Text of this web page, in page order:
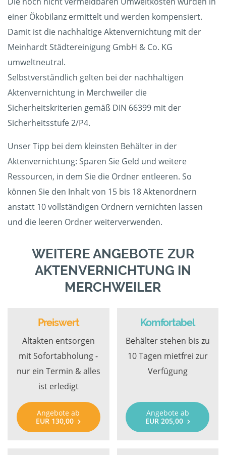
einer Ökobilanz ermittelt und werden kompensiert.
Damit ist die nachhaltige Aktenvernichtung mit der
Meinhardt Städtereinigung GmbH & Co. KG
umweltneutral.
Selbstverständlich gelten bei der nachhaltigen
Aktenvernichtung in Merchweiler die
Sicherheitskriterien gemäß DIN 66399 mit der
Sicherheitsstufe 2/P4.
Unser Tipp bei dem kleinsten Behälter in der
Aktenvernichtung: Sparen Sie Geld und weitere
Ressourcen, in dem Sie die Ordner entleeren. So
können Sie den Inhalt von 15 bis 18 Aktenordnern
anstatt 10 vollständigen Ordnern vernichten lassen
und die leeren Ordner weiterverwenden.
WEITERE ANGEBOTE ZUR
AKTENVERNICHTUNG IN
MERCHWEILER
Preiswert
Altakten entsorgen
mit Sofortabholung -
nur ein Termin & alles
ist erledigt
Angebote ab
EUR 130,00
Komfortabel
Behälter stehen bis zu
10 Tagen mietfrei zur
Verfügung
Angebote ab
EUR 205,00